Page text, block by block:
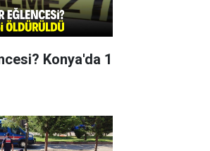
Konya'da 1